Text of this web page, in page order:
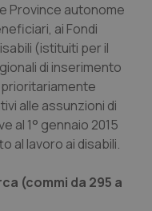
Province autonome
ai Fondi
(istituiti per il
di inserimento
alle assunzioni di
al 1° gennaio 2015
al lavoro ai disabili.
(commi da 295 a